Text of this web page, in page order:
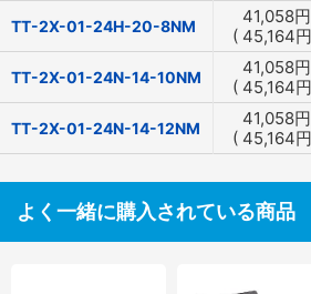
TT-2X-01-24H-20-8NM 41,058円
( 45,164円
TT-2X-01-24N-14-10NM 41,058円
( 45,164円
TT-2X-01-24N-14-12NM 41,058円
( 45,164円
よく一緒に購入されている商品